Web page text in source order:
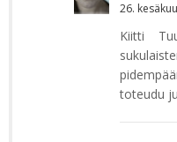
26.
Kiitti
toteudu